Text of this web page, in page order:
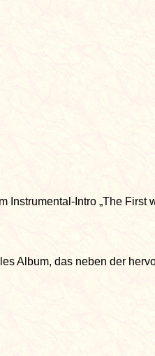
Intro „The First
Album, das neben der